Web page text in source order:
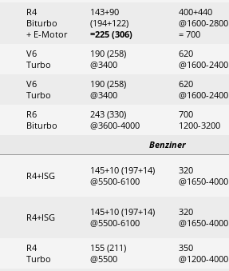
R4
Biturbo
+ E-Motor
143+90
(194+122)
=225 (306)
400+440
@1600-2800
= 700
V6
Turbo
190 (258)
@3400
620
@1600-2400
V6
Turbo
190 (258)
@3400
620
@1600-2400
R6
Biturbo
243 (330)
@3600-4000
700
1200-3200
Benziner
R4+ISG
145+10 (197+14)
@5500-6100
320
@1650-4000
R4+ISG
145+10 (197+14)
@5500-6100
320
@1650-4000
R4
Turbo
155 (211)
@5500
350
@1200-4000